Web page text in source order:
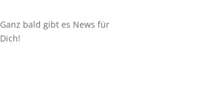
Ganz bald gibt es News für
Dich!